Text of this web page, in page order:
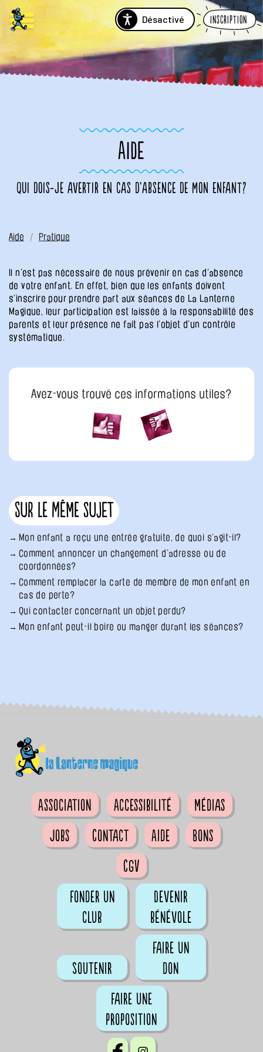
Désactivé Inscription
AIDE
Qui dois-je avertir en cas d’absence de mon enfant?
Aide Pratique
Il n’est pas nécessaire de nous prévenir en cas d’absence
de votre enfant. En effet, bien que les enfants doivent
s’inscrire pour prendre part aux séances de La Lanterne
Magique, leur participation est laissée à la responsabilité des
parents et leur présence ne fait pas l’objet d’un contrôle
systématique.
Avez-vous trouvé ces informations utiles?
Sur le même sujet
Mon enfant a reçu une entrée gratuite, de quoi s’agit-il?
Comment annoncer un changement d’adresse ou de
coordonnées?
Comment remplacer la carte de membre de mon enfant en
cas de perte?
Qui contacter concernant un objet perdu?
Mon enfant peut-il boire ou manger durant les séances?
Association Accessibilité
Médias
Jobs
Contact Aide
Bons
CGV
Fonder un
club
Devenir
bénévole
Soutenir
Faire un
don
Faire une
proposition